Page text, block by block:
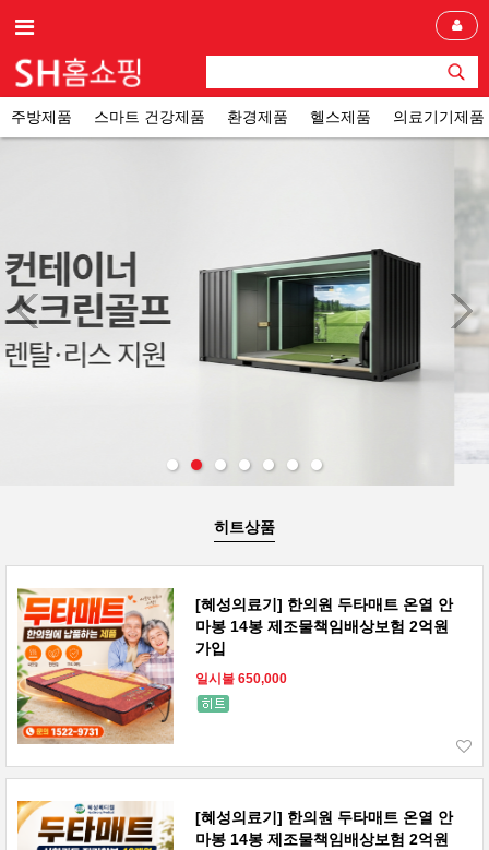
주방제품 스마트 건강제품 환경제품 헬스제품 의료기기제품
히트상품
[혜성의료기] 한의원 두타매트 온열 안
마봉 14봉 제조물책임배상보험 2억원
가입
일시불 650,000
[혜성의료기] 한의원 두타매트 온열 안
마봉 14봉 제조물책임배상보험 2억원